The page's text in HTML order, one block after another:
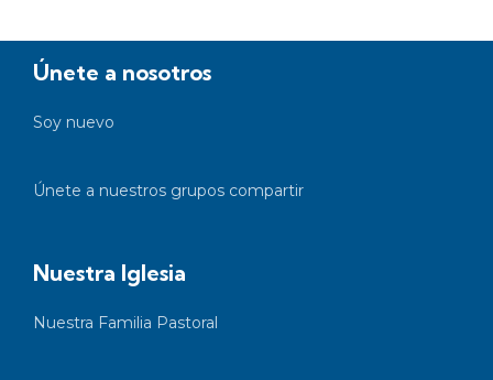
Únete a nosotros
Soy nuevo
Únete a nuestros grupos compartir
Nuestra Iglesia
Nuestra Familia Pastoral